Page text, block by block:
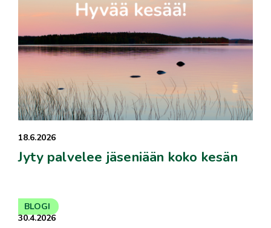
18.6.2026
Jyty palvelee jäseniään koko kesän
30.4.2026
BLOGI